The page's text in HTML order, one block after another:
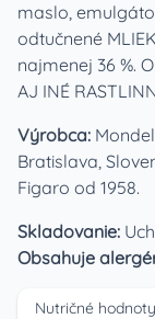
maslo,
odtučnené
najmenej 36 %.
AJ INÉ
Výrobca:
Bratislava,
Figaro od 1958.
Skladovanie:
Obsahuje
Nutričné hodnoty